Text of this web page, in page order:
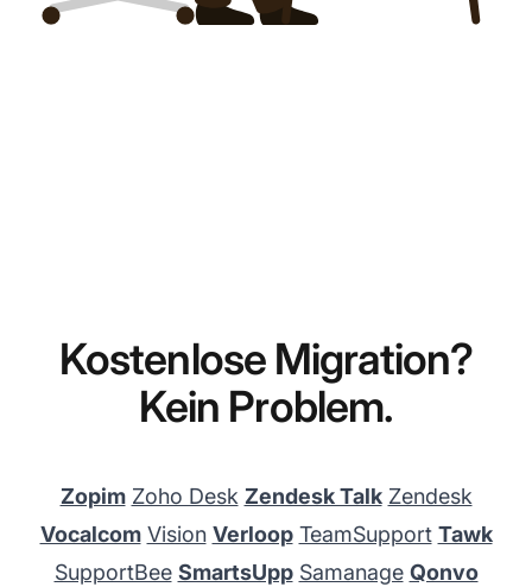
Kostenlose Migration?
Kein Problem.​
Zopim Zoho Desk Zendesk Talk Zendesk
Vocalcom Vision Verloop TeamSupport Tawk
SupportBee SmartsUpp Samanage Qonvo